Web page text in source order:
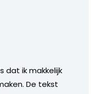
dat ik makkelijk
De tekst